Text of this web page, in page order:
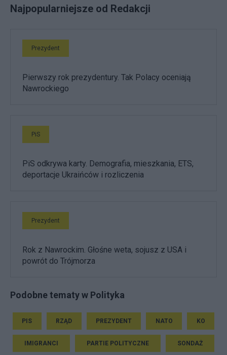
Najpopularniejsze od Redakcji
Prezydent
Pierwszy rok prezydentury. Tak Polacy oceniają
Nawrockiego
PiS
PiS odkrywa karty. Demografia, mieszkania, ETS,
deportacje Ukraińców i rozliczenia
Prezydent
Rok z Nawrockim. Głośne weta, sojusz z USA i
powrót do Trójmorza
Podobne tematy w Polityka
PIS RZĄD PREZYDENT NATO KO
IMIGRANCI PARTIE POLITYCZNE SONDAŻ